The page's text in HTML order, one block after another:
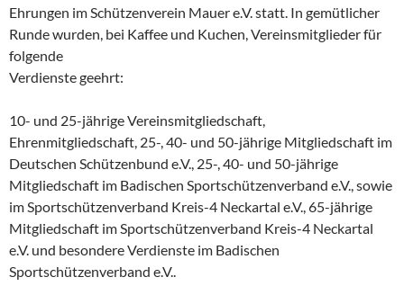
Ehrungen im Schützenverein Mauer e.V. statt. In gemütlicher
Runde wurden, bei Kaffee und Kuchen, Vereinsmitglieder für
folgende
Verdienste geehrt:
10- und 25-jährige Vereinsmitgliedschaft,
Ehrenmitgliedschaft, 25-, 40- und 50-jährige Mitgliedschaft im
Deutschen Schützenbund e.V., 25-, 40- und 50-jährige
Mitgliedschaft im Badischen Sportschützenverband e.V., sowie
im Sportschützenverband Kreis-4 Neckartal e.V., 65-jährige
Mitgliedschaft im Sportschützenverband Kreis-4 Neckartal
e.V. und besondere Verdienste im Badischen
Sportschützenverband e.V..